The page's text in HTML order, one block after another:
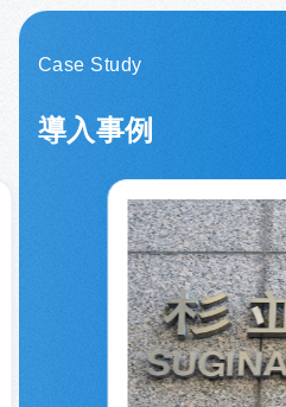
Case Study
導入事例